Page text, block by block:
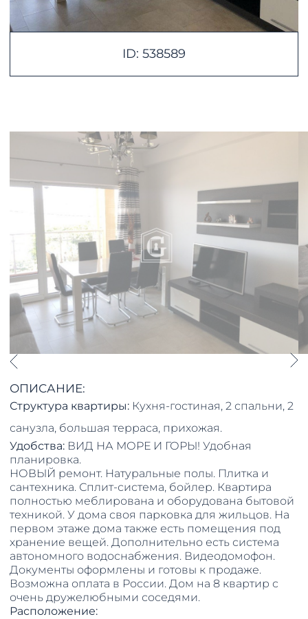
ID: 538589
ОПИСАНИЕ:
Структура квартиры: Кухня-гостиная, 2 спальни, 2
санузла, большая терраса, прихожая.
Удобства: ВИД НА МОРЕ И ГОРЫ! Удобная
планировка.
НОВЫЙ ремонт. Натуральные полы. Плитка и
сантехника. Сплит-система, бойлер. Квартира
полностью меблирована и оборудована бытовой
техникой. У дома своя парковка для жильцов. На
первом этаже дома также есть помещения под
хранение вещей. Дополнительно есть система
автономного водоснабжения. Видеодомофон.
Документы оформлены и готовы к продаже.
Возможна оплата в России. Дом на 8 квартир с
очень дружелюбными соседями.
Расположение: